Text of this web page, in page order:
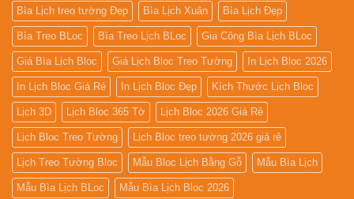
Bìa Lịch treo tường Đẹp Bìa Lịch Xuân Bìa Lịch Đẹp
Bìa Treo BLoc Bìa Treo Lịch BLoc Gia Công Bìa Lịch BLoc
Giá Bìa Lịch Bloc Giá Lịch Bloc Treo Tường In Lịch Bloc 2026
In Lịch Bloc Giá Rẻ In Lịch Bloc Đẹp Kích Thước Lịch Bloc
Lịch 3D Lịch Bloc 365 Tờ Lịch Bloc 2026 Giá Rẻ
Lịch Bloc Treo Tường Lịch Bloc treo tường 2026 giá rẻ
Lịch Treo Tường Bloc Mẫu Bloc Lịch Bằng Gỗ Mẫu Bìa Lịch
Mẫu Bìa Lịch BLoc Mẫu Bìa Lịch Bloc 2026